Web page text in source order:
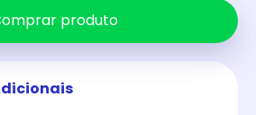
produto